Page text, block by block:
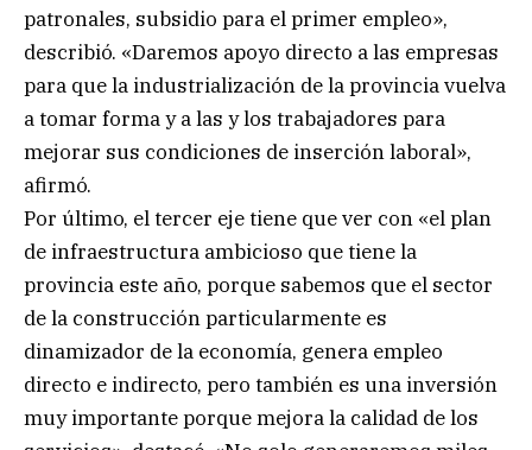
patronales, subsidio para el primer empleo»,
describió. «Daremos apoyo directo a las empresas
para que la industrialización de la provincia vuelva
a tomar forma y a las y los trabajadores para
mejorar sus condiciones de inserción laboral»,
afirmó.
Por último, el tercer eje tiene que ver con «el plan
de infraestructura ambicioso que tiene la
provincia este año, porque sabemos que el sector
de la construcción particularmente es
dinamizador de la economía, genera empleo
directo e indirecto, pero también es una inversión
muy importante porque mejora la calidad de los